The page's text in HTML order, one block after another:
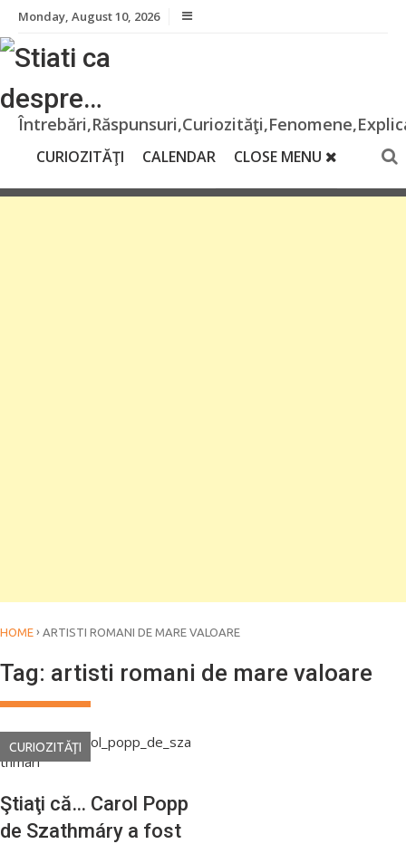
Skip
content
Monday, August 10, 2026
CURIOZITĂŢI CALENDAR CLOSE MENU
HOME › ARTISTI ROMANI DE MARE VALOARE
Tag: artisti romani de mare valoare
CURIOZITĂŢI
Ştiaţi că… Carol Popp
de Szathmáry a fost